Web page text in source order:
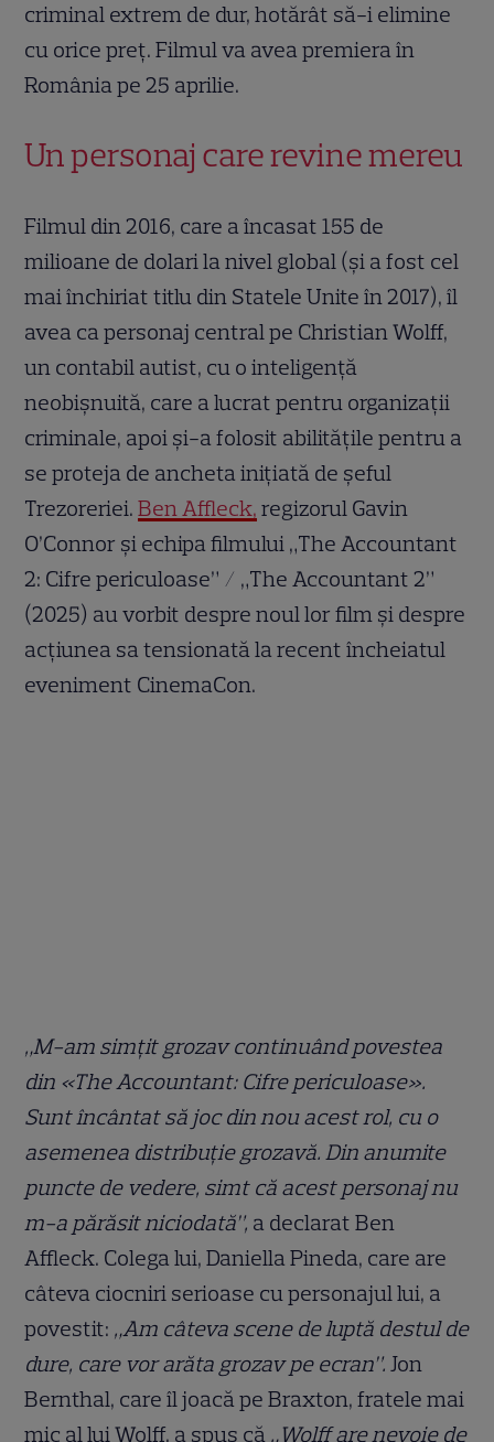
criminal extrem de dur, hotărât să-i elimine
cu orice preț. Filmul va avea premiera în
România pe 25 aprilie.
Un personaj care revine mereu
Filmul din 2016, care a încasat 155 de
milioane de dolari la nivel global (și a fost cel
mai închiriat titlu din Statele Unite în 2017), îl
avea ca personaj central pe Christian Wolff,
un contabil autist, cu o inteligență
neobișnuită, care a lucrat pentru organizații
criminale, apoi și-a folosit abilitățile pentru a
se proteja de ancheta inițiată de șeful
Trezoreriei.Ben Affleck, regizorul Gavin
O’Connor și echipa filmului „The Accountant
2: Cifre periculoase” / „The Accountant 2”
(2025) au vorbit despre noul lor film și despre
acțiunea sa tensionată la recent încheiatul
eveniment CinemaCon.
„M-am simțit grozav continuând povestea
din «The Accountant: Cifre periculoase».
Sunt încântat să joc din nou acest rol, cu o
asemenea distribuție grozavă. Din anumite
puncte de vedere, simt că acest personaj nu
m-a părăsit niciodată”, a declarat Ben
Affleck. Colega lui, Daniella Pineda, care are
câteva ciocniri serioase cu personajul lui, a
povestit: „Am câteva scene de luptă destul de
dure, care vor arăta grozav pe ecran”.Jon
Bernthal, care îl joacă pe Braxton, fratele mai
mic al lui Wolff, a spus că „Wolff are nevoie de